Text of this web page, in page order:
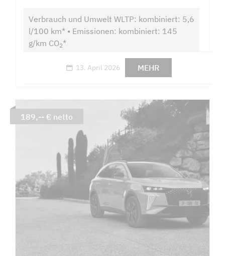
Verbrauch und Umwelt WLTP: kombiniert: 5,6
l/100 km* • Emissionen: kombiniert: 145
g/km CO2*
13. April 2026 MEHR
189,-- € netto